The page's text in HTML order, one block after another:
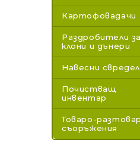
Картофовадачи
Раздробители за
клони и дънери
Навесни
Почистващ
инвентар
Товаро-
съоръжения